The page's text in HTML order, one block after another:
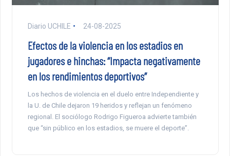
Diario UCHILE 24-08-2025
Efectos de la violencia en los estadios en
jugadores e hinchas: “Impacta negativamente
en los rendimientos deportivos”
Los hechos de violencia en el duelo entre Independiente y
la U. de Chile dejaron 19 heridos y reflejan un fenómeno
regional. El sociólogo Rodrigo Figueroa advierte también
que “sin público en los estadios, se muere el deporte”.